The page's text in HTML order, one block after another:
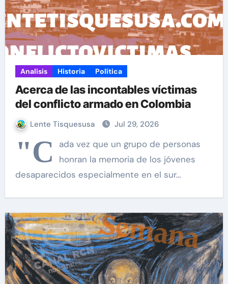
Analisis Historia Política
Acerca de las incontables víctimas
del conflicto armado en Colombia
Lente Tisquesusa Jul 29, 2026
"C
ada vez que un grupo de personas
honran la memoria de los jóvenes
desaparecidos especialmente en el sur…